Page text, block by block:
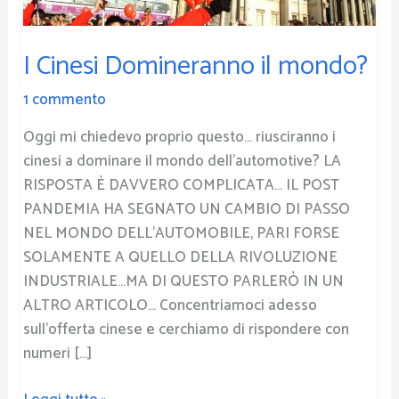
I Cinesi Domineranno il mondo?
1 commento
Oggi mi chiedevo proprio questo… riusciranno i
cinesi a dominare il mondo dell’automotive? LA
RISPOSTA È DAVVERO COMPLICATA… IL POST
PANDEMIA HA SEGNATO UN CAMBIO DI PASSO
NEL MONDO DELL’AUTOMOBILE, PARI FORSE
SOLAMENTE A QUELLO DELLA RIVOLUZIONE
INDUSTRIALE…MA DI QUESTO PARLERÒ IN UN
ALTRO ARTICOLO… Concentriamoci adesso
sull’offerta cinese e cerchiamo di rispondere con
numeri […]